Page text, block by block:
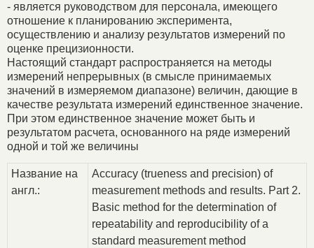
- является руководством для персонала, имеющего
отношение к планированию эксперимента,
осуществлению и анализу результатов измерений по
оценке прецизионности.
Настоящий стандарт распространяется на методы
измерений непрерывных (в смысле принимаемых
значений в измеряемом диапазоне) величин, дающие в
качестве результата измерений единственное значение.
При этом единственное значение может быть и
результатом расчета, основанного на ряде измерений
одной и той же величины
Название на
англ.:
Accuracy (trueness and precision) of
measurement methods and results. Part 2.
Basic method for the determination of
repeatability and reproducibility of a
standard measurement method